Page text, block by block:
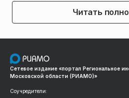
Читать
Сетевое издание «портал Региональное
Московской области (РИАМО)»
Соучредители: